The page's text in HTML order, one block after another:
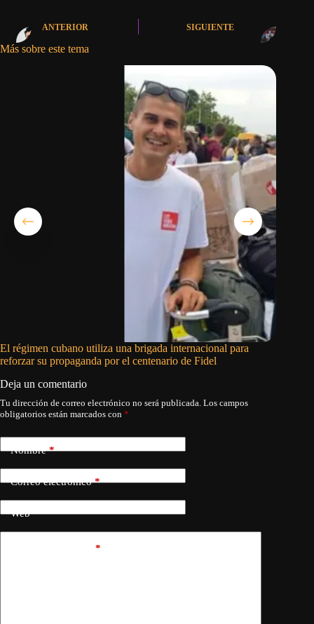
ANTERIOR SIGUIENTE
Más sobre este tema
El régimen cubano utiliza una brigada internacional para
reforzar su propaganda por el centenario de Fidel
Deja un comentario
Tu dirección de correo electrónico no será publicada. Los campos
obligatorios están marcados con *
Nombre*
Correo electrónico*
Web
*